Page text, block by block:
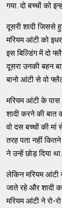
गया. दो बच्चों को
दूसरी शादी जिससे
मरियम आंटी को
इस बिल्डिंग में दो
दूसरा उनकी बहन
बानो आंटी से वो
मरियम आंटी के पास
शादी करने की बात
वो दस बच्चों की
तरह पता नहीं
ने उन्हें छोड़ दिया था.
लेकिन मरियम आंटी
जाते रहे और शादी
मरियम आंटी ने रो-